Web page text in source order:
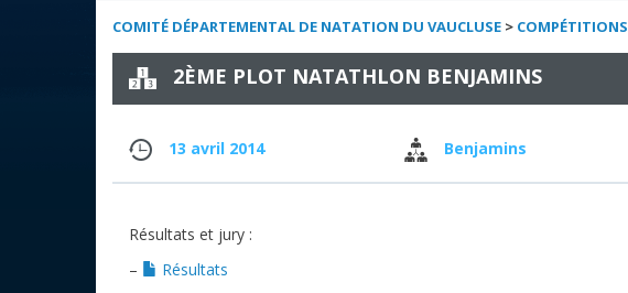
COMITÉ DÉPARTEMENTAL DE NATATION DU VAUCLUSE > COMPÉTITIONS
2ÈME PLOT NATATHLON BENJAMINS
13 avril 2014 Benjamins
Résultats et jury :
–
Résultats